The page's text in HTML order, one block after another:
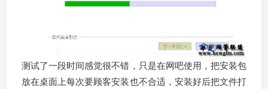
测试了一段时间感觉很不错，只是在网吧使用，把安装包
放在桌面上每次要顾客安装也不合适，安装好后把文件打